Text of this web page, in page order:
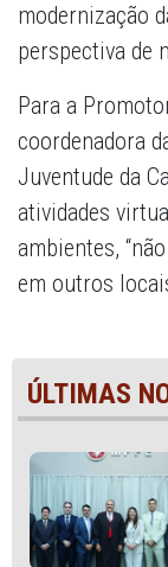
modernização
perspectiva de
Para a
coordenadora
Juventude da
atividades
ambientes,
em outros
ÚLTIMAS